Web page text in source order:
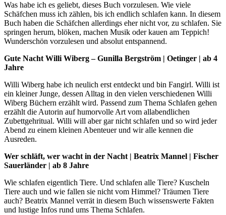
Was habe ich es geliebt, dieses Buch vorzulesen. Wie viele
Schäfchen muss ich zählen, bis ich endlich schlafen kann. In diesem
Buch haben die Schäfchen allerdings eher nicht vor, zu schlafen. Sie
springen herum, blöken, machen Musik oder kauen am Teppich!
Wunderschön vorzulesen und absolut entspannend.
Gute Nacht Willi Wiberg – Gunilla Bergström | Oetinger | ab 4
Jahre
Willi Wiberg habe ich neulich erst entdeckt und bin Fangirl. Willi ist
ein kleiner Junge, dessen Alltag in den vielen verschiedenen Willi
Wiberg Büchern erzählt wird. Passend zum Thema Schlafen gehen
erzählt die Autorin auf humorvolle Art vom allabendlichen
Zubettgehritual. Willi will aber gar nicht schlafen und so wird jeder
Abend zu einem kleinen Abenteuer und wir alle kennen die
Ausreden.
Wer schläft, wer wacht in der Nacht | Beatrix Mannel | Fischer
Sauerländer | ab 8 Jahre
Wie schlafen eigentlich Tiere. Und schlafen alle Tiere? Kuscheln
Tiere auch und wie fallen sie nicht vom Himmel? Träumen Tiere
auch? Beatrix Mannel verrät in diesem Buch wissenswerte Fakten
und lustige Infos rund ums Thema Schlafen.